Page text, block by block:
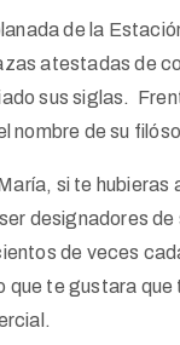
de la
atestadas de
sus siglas.
nombre de su
si te hubieras
designadores
de veces
te gustara que